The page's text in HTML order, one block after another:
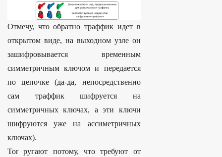
Отмечу, что обратно траффик идет в
открытом виде, на выходном узле он
зашифровывается временным
симметричным ключом и передается
по цепочке (да-да, непосредственно
сам траффик шифруется на
симметричных ключах, а эти ключи
шифруются уже на ассиметричных
ключах).
Тоr ругают потому, что требуют от